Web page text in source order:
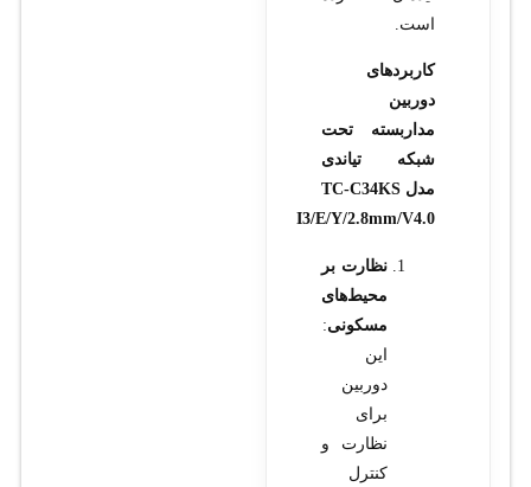
است.
کاربردهای
دوربین
مداربسته تحت
شبکه تیاندی
مدل TC-C34KS
I3/E/Y/2.8mm/V4.0
نظارت بر
محیط‌های
مسکونی:
این
دوربین
برای
نظارت و
کنترل